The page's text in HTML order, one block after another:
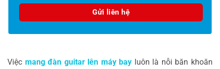
Việc mang đàn guitar lên máy bay luôn là nỗi băn khoăn